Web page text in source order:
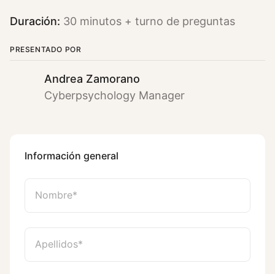
Duración: 30 minutos + turno de preguntas
PRESENTADO POR
Andrea Zamorano
Cyberpsychology Manager
Información general